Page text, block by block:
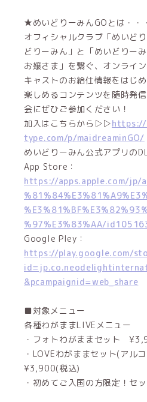
★めいどりーみんGOとは・・
オフィシャルクラブ「めいど
どりーみん」と「めいどりー
お嬢さま」を繋ぐ、オンライ
キャストのお給仕情報をはじ
楽しめるコンテンツを随時発
会にぜひご参加ください！
加入はこちらから▷▷
type.com/p/maidreaminGO/
めいどりーみん公式アプリの
App Store：
https://apps.apple.com/jp/
%97%E3%83%AA/
Google Pley：
https://play.google.com/
&pcampaignid=web_share
■対象メニュー
各種わがままLIVEメニュー
・フォトわがままセット
・LOVEわがままセット(アル
¥3,900(税込)
・初めてご入国の方限定！